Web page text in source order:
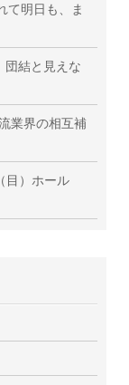
て明日も、ま
結と見えな
業界の相互補
）ホール